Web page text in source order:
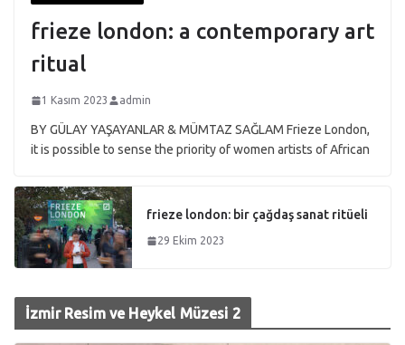
frieze london: a contemporary art
ritual
1 Kasım 2023 admin
BY GÜLAY YAŞAYANLAR & MÜMTAZ SAĞLAM Frieze London,
it is possible to sense the priority of women artists of African
frieze london: bir çağdaş sanat ritüeli
29 Ekim 2023
İzmir Resim ve Heykel Müzesi 2